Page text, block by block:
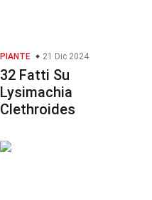
PIANTE 21 Dic 2024
32 Fatti Su
Lysimachia
Clethroides